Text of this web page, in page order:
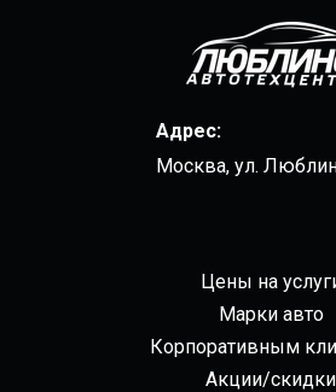
Адрес:
Москва, ул.
Цены на
Марки авто
Корпоративным
Акции/скидки